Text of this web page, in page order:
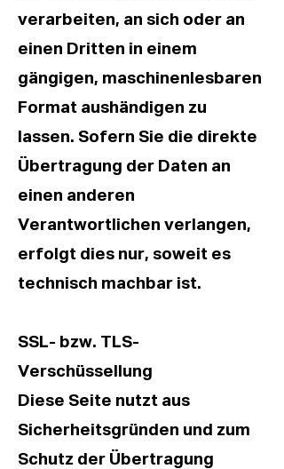
verarbeiten, an sich oder an
einen Dritten in einem
gängigen, maschinenlesbaren
Format aushändigen zu
lassen. Sofern Sie die direkte
Übertragung der Daten an
einen anderen
Verantwortlichen verlangen,
erfolgt dies nur, soweit es
technisch machbar ist.
SSL- bzw. TLS-
Verschüssellung
Diese Seite nutzt aus
Sicherheitsgründen und zum
Schutz der Übertragung